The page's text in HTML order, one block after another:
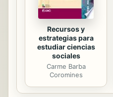
Recursos y
estrategias para
estudiar ciencias
sociales
Carme Barba
Coromines